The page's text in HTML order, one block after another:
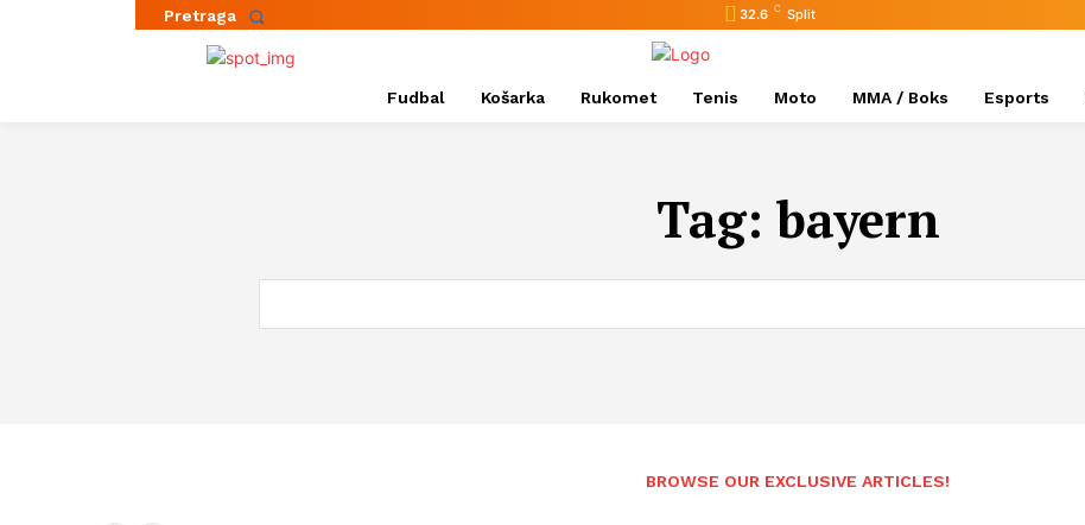
Pretraga 32.6 C Split
Fudbal Košarka Rukomet Tenis Moto MMA / Boks Esports
Tag: bayern
BROWSE OUR EXCLUSIVE ARTICLES!